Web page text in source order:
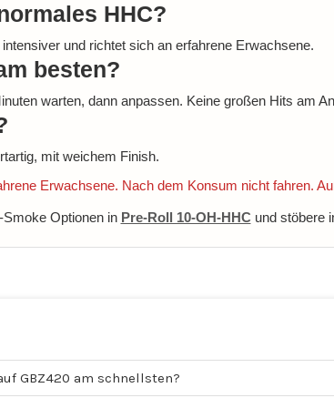
HHC?
und richtet sich an erfahrene Erwachsene.
besten?
warten, dann anpassen. Keine großen Hits am
mit weichem Finish.
Erwachsene. Nach dem Konsum nicht fahren.
Optionen in Pre-Roll 10-OH-HHCund stöbere
GBZ420 am schnellsten?